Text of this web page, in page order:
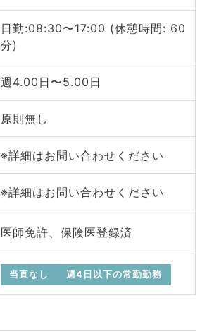
日勤:08:30〜17:00 (休憩時間: 60
分)
週4.00日〜5.00日
原則無し
※詳細はお問い合わせください
※詳細はお問い合わせください
医師免許、保険医登録済
当直なし 週4日以下の常勤勤務